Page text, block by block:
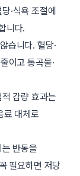
·식욕 조절에
니다.
습니다. 혈당·
이고 통곡물·
적 감량 효과는
료 대체로
반동을
필요하면 저당